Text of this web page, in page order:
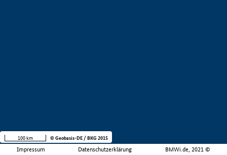
Impressum Datenschutzerklärung BMWi.de, 2021 ©
100 km © Geobasis-DE / BKG 2015